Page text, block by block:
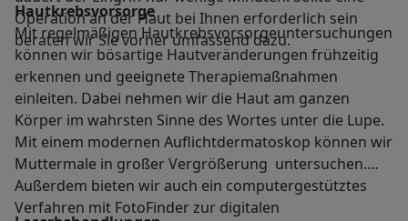
Operation an der Haut bei Ihnen erforderlich sein
beraten wir Sie vorher umfassend dazu.
Hautkrebsvorsorge
Mit regelmäßigen Hautkrebsvorsorgeuntersuchungen
können wir bösartige Hautveränderungen frühzeitig
erkennen und geeignete Therapiemaßnahmen
einleiten. Dabei nehmen wir die Haut am ganzen
Körper im wahrsten Sinne des Wortes unter die Lupe.
Mit einem modernen Auflichtdermatoskop können wir
Muttermale in großer Vergrößerung untersuchen.
Außerdem bieten wir auch ein computergestütztes
Verfahren mit FotoFinder zur digitalen